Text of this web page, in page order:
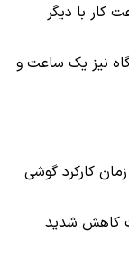
با دیگر
نیز یک ساعت و
کارکرد گوشی
کاهش شدید